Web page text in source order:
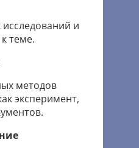
и
теме.
методов
эксперимент,